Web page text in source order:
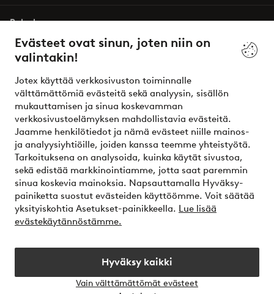
Evästeet ovat sinun, joten niin on
valintakin!
Jotex käyttää verkkosivuston toiminnalle
välttämättömiä evästeitä sekä analyysin, sisällön
mukauttamisen ja sinua koskevamman
verkkosivustoelämyksen mahdollistavia evästeitä.
Jaamme henkilötiedot ja nämä evästeet niille mainos-
ja analyysiyhtiöille, joiden kanssa teemme yhteistyötä.
Tarkoituksena on analysoida, kuinka käytät sivustoa,
sekä edistää markkinointiamme, jotta saat paremmin
sinua koskevia mainoksia. Napsauttamalla Hyväksy-
painiketta suostut evästeiden käyttöömme. Voit säätää
yksityiskohtia Asetukset-painikkeella. Lue lisää
evästekäytännöstämme.
Hyväksy kaikki
Vain välttämättömät evästeet
Palvelumme
Ehdot
Ystävät
Turvalliset maksut – maksa nyt tai erissä
Haluatko tietää lisää maksuvaihtoehdoistamme?
elpy